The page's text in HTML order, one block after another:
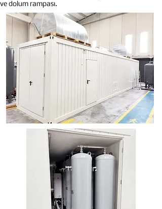
ve dolum rampası.